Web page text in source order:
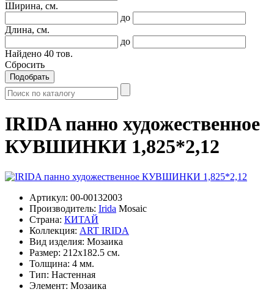
Ширина, см.
до
Длина, см.
до
Найдено 40 тов.
Сбросить
Подобрать
IRIDA панно художественное
КУВШИНКИ 1,825*2,12
Артикул: 00-00132003
Производитель: Irida Mosaic
Страна: КИТАЙ
Коллекция: ART IRIDA
Вид изделия: Мозаика
Размер: 212x182.5 см.
Толщина: 4 мм.
Тип: Настенная
Элемент: Мозаика